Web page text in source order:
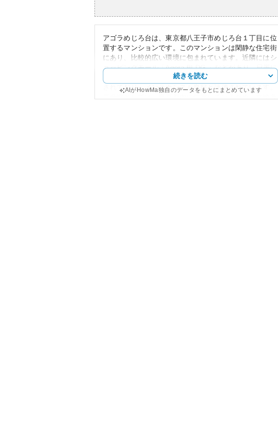
アゴラめじろ台は、東京都八王子市めじろ台１丁目に位
置するマンションです。このマンションは閑静な住宅街
にあり、比較的広い環境に包まれています。近隣にはシ
ョッピングモール「Agora BLDG.」などがあり、日墨に
便利な生活を提供しています。外観は築年数の割に整備
されており、メンテナンスも良好と評価されています。
続きを読む
AIがHowMa独自のデータをもとにまとめています